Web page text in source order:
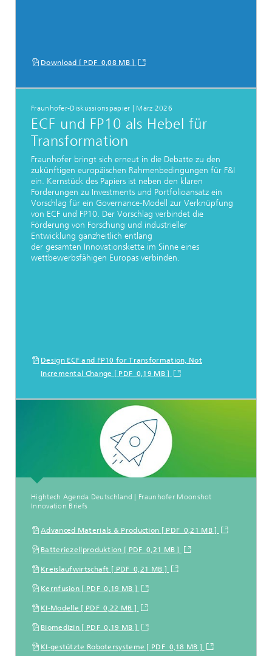
Download [ PDF 0,08 MB ]
Fraunhofer-Diskussionspapier | März 2026
ECF und FP10 als Hebel für
Transformation
Fraunhofer bringt sich erneut in die Debatte zu den
zukünftigen europäischen Rahmenbedingungen für F&I
ein. Kernstück des Papiers ist neben den klaren
Forderungen zu Investments und Portfolioansatz ein
Vorschlag für ein Governance-Modell zur Verknüpfung
von ECF und FP10. Der Vorschlag verbindet die
Förderung von Forschung und industrieller
Entwicklung ganzheitlich entlang
der gesamten Innovationskette im Sinne eines
wettbewerbsfähigen Europas verbinden.
Design ECF and FP10 for Transformation, Not
Incremental Change [ PDF 0,19 MB ]
Hightech Agenda Deutschland | Fraunhofer Moonshot
Innovation Briefs
Advanced Materials & Production [ PDF 0,21 MB ]
Batteriezellproduktion [ PDF 0,21 MB ]
Kreislaufwirtschaft [ PDF 0,21 MB ]
Kernfusion [ PDF 0,19 MB ]
KI-Modelle [ PDF 0,22 MB ]
Biomedizin [ PDF 0,19 MB ]
KI-gestützte Robotersysteme [ PDF 0,18 MB ]